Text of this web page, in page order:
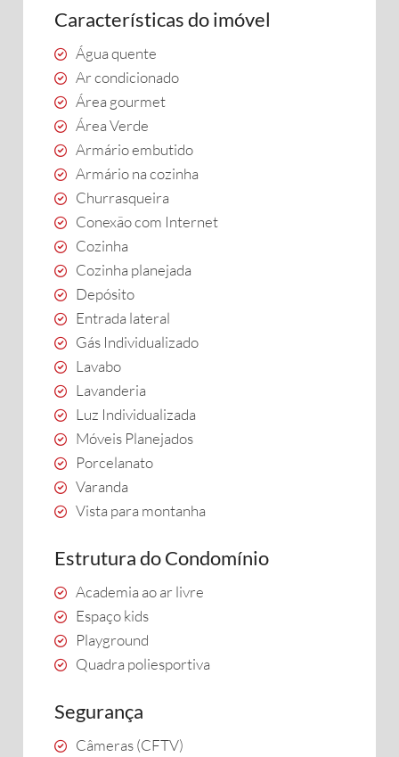
Características do imóvel
Água quente
Ar condicionado
Área gourmet
Área Verde
Armário embutido
Armário na cozinha
Churrasqueira
Conexão com Internet
Cozinha
Cozinha planejada
Depósito
Entrada lateral
Gás Individualizado
Lavabo
Lavanderia
Luz Individualizada
Móveis Planejados
Porcelanato
Varanda
Vista para montanha
Estrutura do Condomínio
Academia ao ar livre
Espaço kids
Playground
Quadra poliesportiva
Segurança
Câmeras (CFTV)